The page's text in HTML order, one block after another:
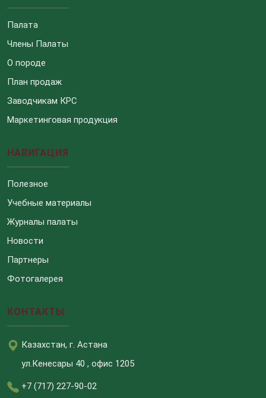
Палата
Члены Палаты
О породе
План продаж
Заводчикам КРС
Маркетинговая продукция
НАВИГАЦИЯ
Полезное
Учебные материалы
Журналы палаты
Новости
Партнеры
Фотогалерея
КОНТАКТЫ
Казахстан, г. Астана
ул.Кенесары 40 , офис 1205
+7 (717) 227-90-02